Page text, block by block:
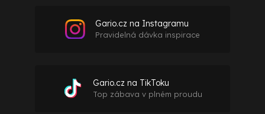
Gario.cz na Instagramu
Pravidelná dávka inspirace
Gario.cz na TikToku
Top zábava v plném proudu